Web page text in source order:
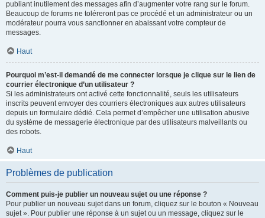
publiant inutilement des messages afin d’augmenter votre rang sur le forum.
Beaucoup de forums ne toléreront pas ce procédé et un administrateur ou un
modérateur pourra vous sanctionner en abaissant votre compteur de
messages.
Haut
Pourquoi m’est-il demandé de me connecter lorsque je clique sur le lien de
courrier électronique d’un utilisateur ?
Si les administrateurs ont activé cette fonctionnalité, seuls les utilisateurs
inscrits peuvent envoyer des courriers électroniques aux autres utilisateurs
depuis un formulaire dédié. Cela permet d’empêcher une utilisation abusive
du système de messagerie électronique par des utilisateurs malveillants ou
des robots.
Haut
Problèmes de publication
Comment puis-je publier un nouveau sujet ou une réponse ?
Pour publier un nouveau sujet dans un forum, cliquez sur le bouton « Nouveau
sujet ». Pour publier une réponse à un sujet ou un message, cliquez sur le